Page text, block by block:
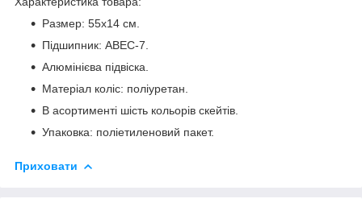
Размер: 55х14 см.
Підшипник: ABEC-7.
Алюмінієва підвіска.
Матеріал коліс: поліуретан.
В асортименті шість кольорів скейтів.
Упаковка: поліетиленовий пакет.
Приховати